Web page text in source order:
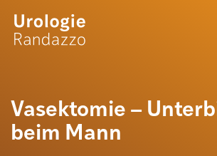
Vasektomie –
beim Mann